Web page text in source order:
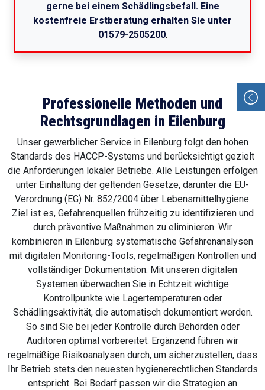
gerne bei einem Schädlingsbefall. Eine
kostenfreie Erstberatung erhalten Sie unter
01579-2505200.
Professionelle Methoden und
Rechtsgrundlagen in Eilenburg
Unser gewerblicher Service in Eilenburg folgt den hohen
Standards des HACCP-Systems und berücksichtigt gezielt
die Anforderungen lokaler Betriebe. Alle Leistungen erfolgen
unter Einhaltung der geltenden Gesetze, darunter die EU-
Verordnung (EG) Nr. 852/2004 über Lebensmittelhygiene.
Ziel ist es, Gefahrenquellen frühzeitig zu identifizieren und
durch präventive Maßnahmen zu eliminieren. Wir
kombinieren in Eilenburg systematische Gefahrenanalysen
mit digitalen Monitoring-Tools, regelmäßigen Kontrollen und
vollständiger Dokumentation. Mit unseren digitalen
Systemen überwachen Sie in Echtzeit wichtige
Kontrollpunkte wie Lagertemperaturen oder
Schädlingsaktivität, die automatisch dokumentiert werden.
So sind Sie bei jeder Kontrolle durch Behörden oder
Auditoren optimal vorbereitet. Ergänzend führen wir
regelmäßige Risikoanalysen durch, um sicherzustellen, dass
Ihr Betrieb stets den neuesten hygienerechtlichen Standards
entspricht. Bei Bedarf passen wir die Strategien an